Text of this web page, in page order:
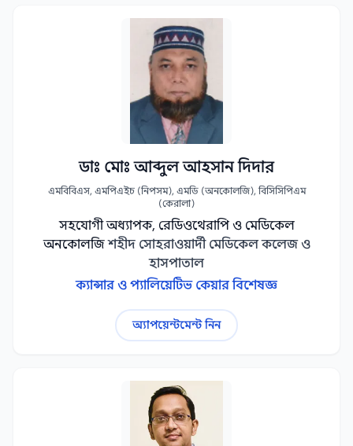
ডাঃ মোঃ আব্দুল আহসান দিদার
এমবিবিএস, এমপিএইচ (নিপসম), এমডি (অনকোলজি), বিসিসিপিএম
(কেরালা)
সহযোগী অধ্যাপক, রেডিওথেরাপি ও মেডিকেল
অনকোলজি শহীদ সোহরাওয়ার্দী মেডিকেল কলেজ ও
হাসপাতাল
ক্যান্সার ও প্যালিয়েটিভ কেয়ার বিশেষজ্ঞ
অ্যাপয়েন্টমেন্ট নিন